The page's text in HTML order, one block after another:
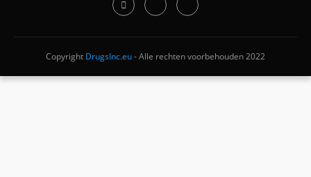
Copyright DrugsInc.eu- Alle rechten voorbehouden 2022